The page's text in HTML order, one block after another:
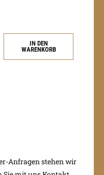
IN DEN
WARENKORB
Anfragen stehen wir